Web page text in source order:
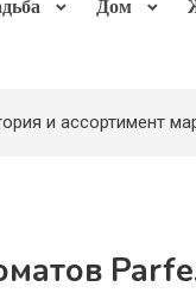
Дом
и ассортимент